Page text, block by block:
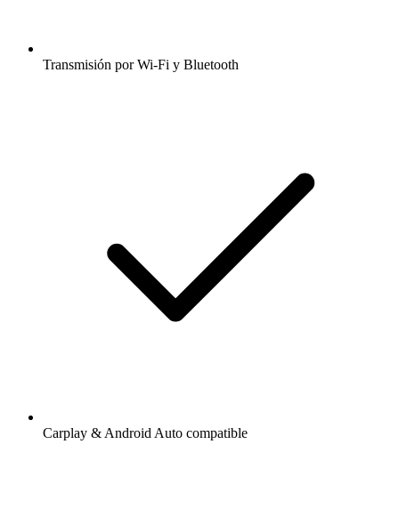
Transmisión por Wi-Fi y Bluetooth
Carplay & Android Auto compatible